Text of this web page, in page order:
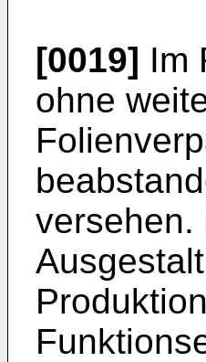
[0019] Im
ohne
versehen.